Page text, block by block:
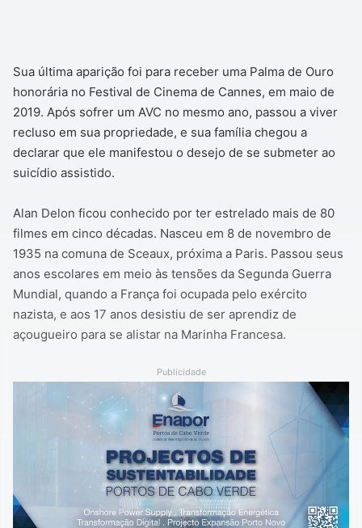
Sua última aparição foi para receber uma Palma de Ouro
honorária no Festival de Cinema de Cannes, em maio de
2019. Após sofrer um AVC no mesmo ano, passou a viver
recluso em sua propriedade, e sua família chegou a
declarar que ele manifestou o desejo de se submeter ao
suicídio assistido.
Alan Delon ficou conhecido por ter estrelado mais de 80
filmes em cinco décadas. Nasceu em 8 de novembro de
1935 na comuna de Sceaux, próxima a Paris. Passou seus
anos escolares em meio às tensões da Segunda Guerra
Mundial, quando a França foi ocupada pelo exército
nazista, e aos 17 anos desistiu de ser aprendiz de
açougueiro para se alistar na Marinha Francesa.
Publicidade